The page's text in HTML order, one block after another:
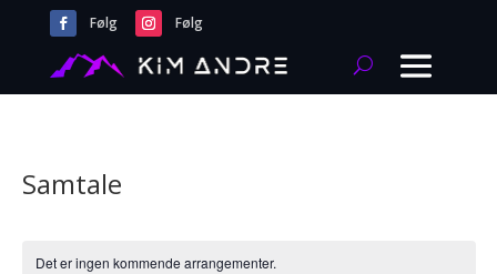
Følg Følg
Samtale
Det er ingen kommende arrangementer.